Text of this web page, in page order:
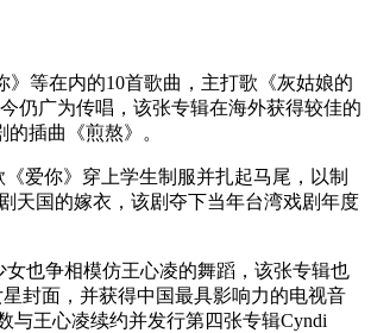
等在内的10首歌曲，主打歌《灰姑娘的
仍广为传唱，该张专辑在海外获得较佳的
插曲《煎熬》。
爱你》穿上学生制服并扎起马尾，以制
天国的嫁衣，该剧夺下当年台湾戏剧年度
也争相模仿王心凌的舞蹈，该张专辑也
封面，并获得中国最具影响力的电视音
与王心凌续约并发行第四张专辑Cyndi